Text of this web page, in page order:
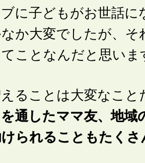
に子どもがお世話に
か大変でしたが、そ
ことなんだと思いま
ることは大変なこと
通したママ友、地域
られることもたくさ